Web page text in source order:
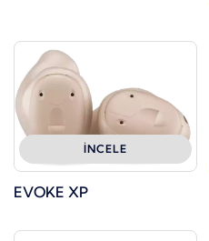
İNCELE
EVOKE XP